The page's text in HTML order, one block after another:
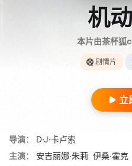
机
本片由茶杯狐
剧情片
立
导演：
D·J·卡卢索
主演：
安吉丽娜·朱莉 伊桑·霍克